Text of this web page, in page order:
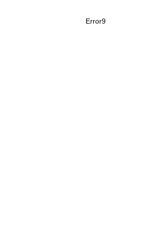
Error9